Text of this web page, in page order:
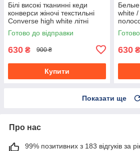
Білі високі тканинні кеди
конверси жіночі текстильні
Converse high white літні
Готово до відправки
630 ₴ 900 ₴
Купити
Белые
white /
630 ₴
Показати ще
Про нас
99% позитивних з 183 відгуків за